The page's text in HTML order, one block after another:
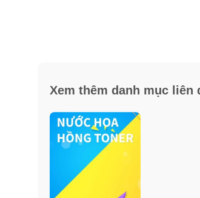
Xem thêm danh mục liên